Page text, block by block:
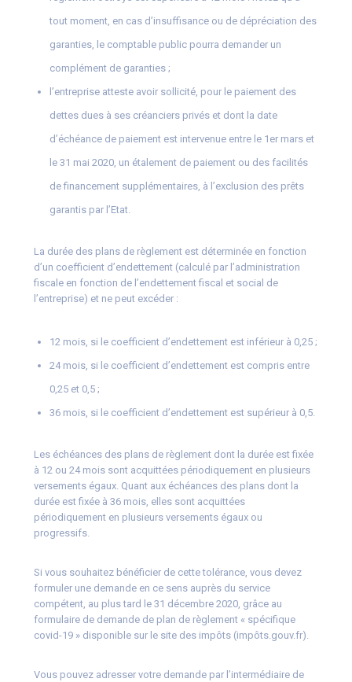
tout moment, en cas d’insuffisance ou de dépréciation des
garanties, le comptable public pourra demander un
complément de garanties ;
l’entreprise atteste avoir sollicité, pour le paiement des
dettes dues à ses créanciers privés et dont la date
d’échéance de paiement est intervenue entre le 1er mars et
le 31 mai 2020, un étalement de paiement ou des facilités
de financement supplémentaires, à l’exclusion des prêts
garantis par l’Etat.
La durée des plans de règlement est déterminée en fonction
d’un coefficient d’endettement (calculé par l’administration
fiscale en fonction de l’endettement fiscal et social de
l’entreprise) et ne peut excéder :
12 mois, si le coefficient d’endettement est inférieur à 0,25 ;
24 mois, si le coefficient d’endettement est compris entre
0,25 et 0,5 ;
36 mois, si le coefficient d’endettement est supérieur à 0,5.
Les échéances des plans de règlement dont la durée est fixée
à 12 ou 24 mois sont acquittées périodiquement en plusieurs
versements égaux. Quant aux échéances des plans dont la
durée est fixée à 36 mois, elles sont acquittées
périodiquement en plusieurs versements égaux ou
progressifs.
Si vous souhaitez bénéficier de cette tolérance, vous devez
formuler une demande en ce sens auprès du service
compétent, au plus tard le 31 décembre 2020, grâce au
formulaire de demande de plan de règlement « spécifique
covid-19 » disponible sur le site des impôts (impôts.gouv.fr).
Vous pouvez adresser votre demande par l’intermédiaire de